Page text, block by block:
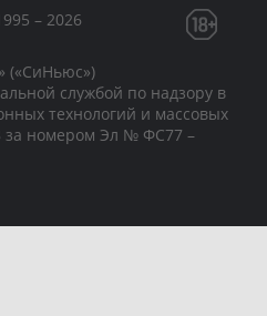
– 2026
(«СиНьюс»)
службой по надзору в
технологий и массовых
за номером Эл № ФС77 –